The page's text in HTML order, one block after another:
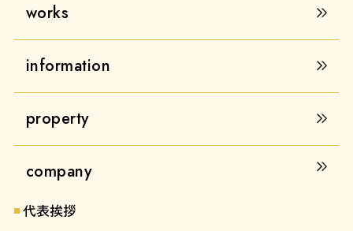
works
information
property
company
代表挨拶